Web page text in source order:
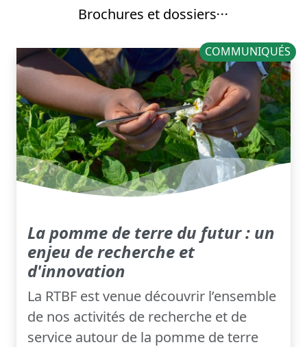
Brochures et dossiers
COMMUNIQUÉS
La pomme de terre du futur : un
enjeu de recherche et
d'innovation
La RTBF est venue découvrir l’ensemble
de nos activités de recherche et de
service autour de la pomme de terre